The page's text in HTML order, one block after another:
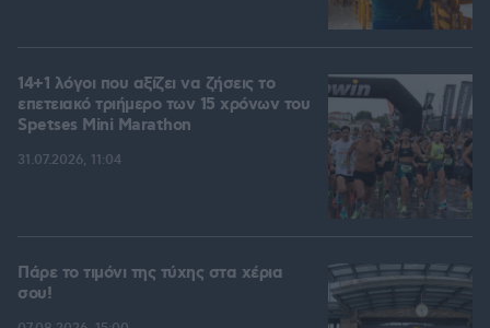
14+1 λόγοι που αξίζει να ζήσεις το
επετειακό τριήμερο των 15 χρόνων του
Spetses Mini Marathon
31.07.2026, 11:04
Πάρε το τιμόνι της τύχης στα χέρια
σου!